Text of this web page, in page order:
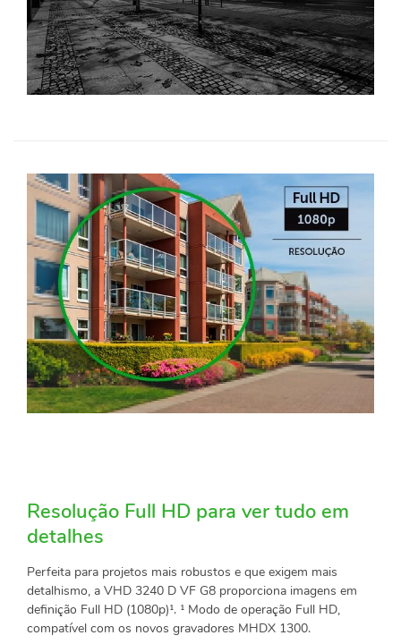
Resolução Full HD para ver tudo em
detalhes
Perfeita para projetos mais robustos e que exigem mais
detalhismo, a VHD 3240 D VF G8 proporciona imagens em
definição Full HD (1080p)¹. ¹ Modo de operação Full HD,
compatível com os novos gravadores MHDX 1300.